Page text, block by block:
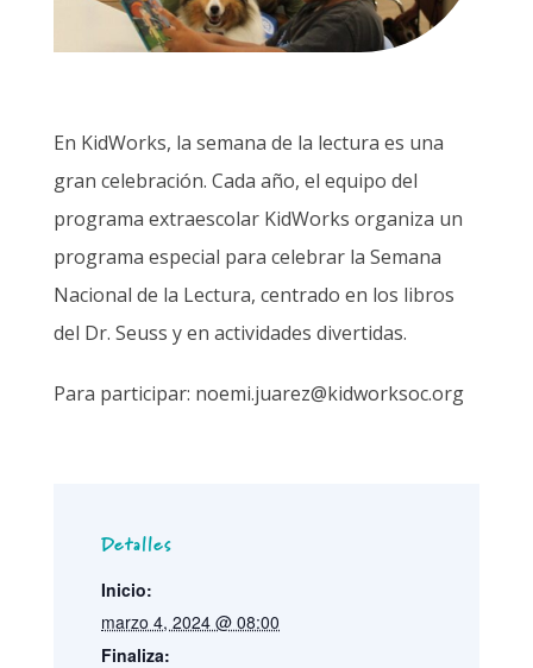
En KidWorks, la semana de la lectura es una
gran celebración. Cada año, el equipo del
programa extraescolar KidWorks organiza un
programa especial para celebrar la Semana
Nacional de la Lectura, centrado en los libros
del Dr. Seuss y en actividades divertidas.
Para participar: noemi.juarez@kidworksoc.org
Detalles
Inicio:
marzo 4, 2024 @ 08:00
Finaliza: